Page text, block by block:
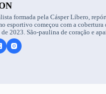
formada pela Cásper Líbero,
esportivo começou com a
2023. São-paulina de coração e